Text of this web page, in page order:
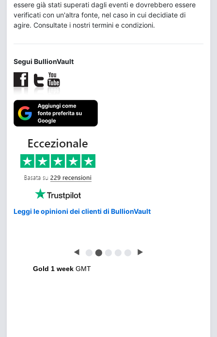
essere già stati superati dagli eventi e dovrebbero essere
verificati con un'altra fonte, nel caso in cui decidiate di
agire. Consultate i nostri termini e condizioni.
Segui BullionVault
Leggi le opinioni dei clienti di BullionVault
◀ ⬤ ⬤ ⬤ ⬤ ⬤ ▶
Gold 1 week GMT